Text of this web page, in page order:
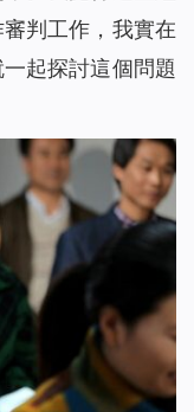
判工作，我實在
起探討這個問題